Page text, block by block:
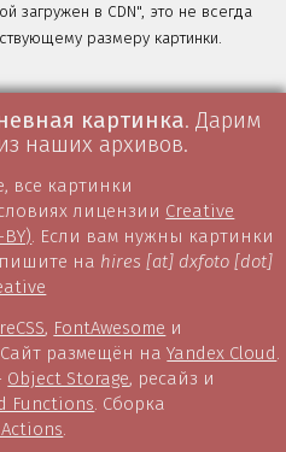
загружен в CDN", это не всегда
размеру картинки.
картинка. Дарим
наших архивов.
все картинки
лицензии Creative
. Если вам нужны картинки
на hires [at] dxfoto [dot]
, FontAwesome и
размещён наYandex Cloud.
Object Storage, ресайз и
Functions. Сборка
.